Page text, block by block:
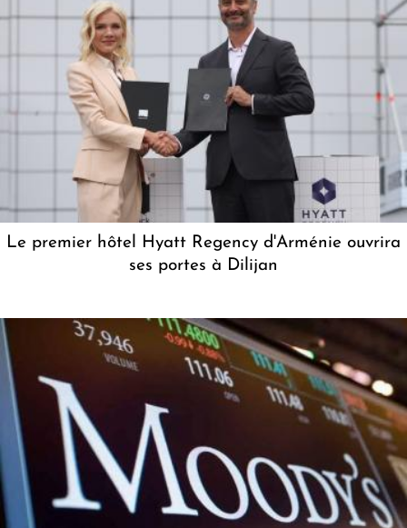
Le premier hôtel Hyatt Regency d'Arménie ouvrira
ses portes à Dilijan